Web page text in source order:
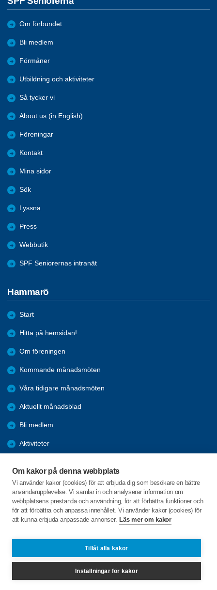
Om kakor på denna webbplats
Vi använder kakor (cookies) för att erbjuda dig som besökare en bättre
användarupplevelse. Vi samlar in och analyserar information om
webbplatsens prestanda och användning, för att förbättra funktioner och
för att förbättra och anpassa innehållet. Vi använder kakor (cookies) för
att kunna erbjuda anpassade annonser. Läs mer om kakor
Tillåt alla kakor
Inställningar för kakor
Om förbundet
Bli medlem
Förmåner
Utbildning och aktiviteter
Så tycker vi
About us (in English)
Föreningar
Kontakt
Mina sidor
Sök
Lyssna
Press
Webbutik
SPF Seniorernas intranät
Hammarö
Start
Hitta på hemsidan!
Om föreningen
Kommande månadsmöten
Våra tidigare månadsmöten
Aktuellt månadsblad
Bli medlem
Aktiviteter
Referat
Årsmöten
Öppet hus
663 30 SKOGHALL
hammaro@spfseniorerna.se